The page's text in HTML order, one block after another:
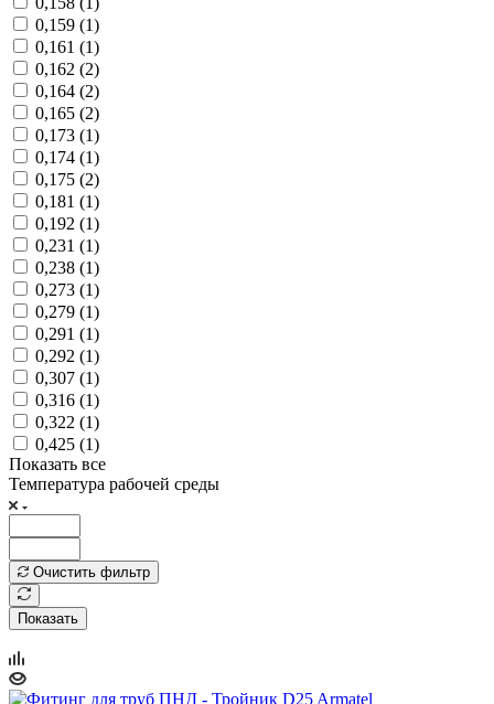
0,159 (1)
0,161 (1)
0,162 (2)
0,164 (2)
0,165 (2)
0,173 (1)
0,174 (1)
0,175 (2)
0,181 (1)
0,192 (1)
0,231 (1)
0,238 (1)
0,273 (1)
0,279 (1)
0,291 (1)
0,292 (1)
0,307 (1)
0,316 (1)
0,322 (1)
0,425 (1)
Показать все
Температура рабочей среды
Очистить фильтр
Показать